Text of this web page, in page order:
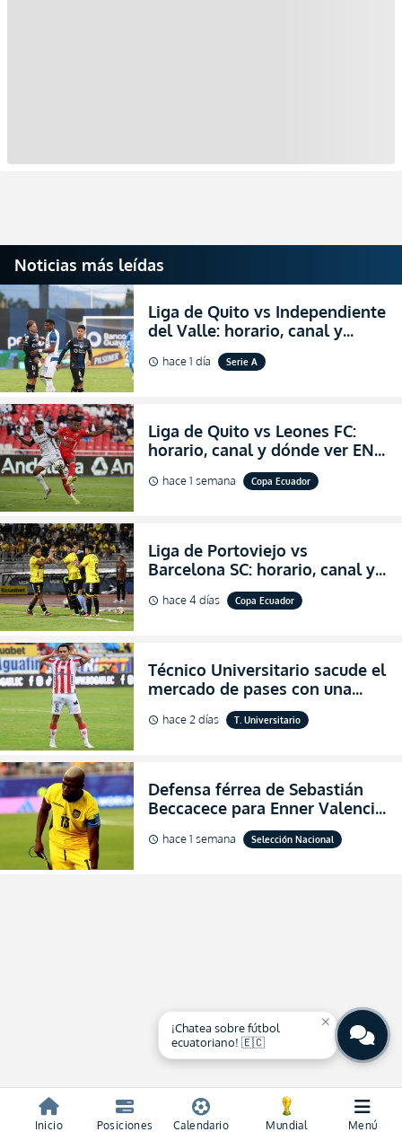
Noticias más leídas
Liga de Quito vs Independiente
del Valle: horario, canal y
dónde ver EN VIVO el
partidazo por la fecha 24 de la
schedule hace 1 día Serie A
Liga de Quito vs Leones FC:
horario, canal y dónde ver EN
VIVO los octavos de final de la
Copa Ecuador 2026
schedule hace 1 semana Copa Ecuador
Liga de Portoviejo vs
Barcelona SC: horario, canal y
dónde ver EN VIVO los octavos
de final de la Copa Ecuador
schedule hace 4 días Copa Ecuador
Técnico Universitario sacude el
mercado de pases con una
verdadera revolución para
asegurar la permanencia
schedule hace 2 días T. Universitario
Defensa férrea de Sebastián
Beccacece para Enner Valencia
al indicar que era el hombre
indicado para Ecuador
schedule hace 1 semana Selección Nacional
Inicio Posiciones Calendario Mundial Menú
close
¡Chatea sobre fútbol
ecuatoriano! 🇪🇨